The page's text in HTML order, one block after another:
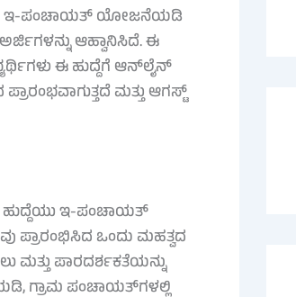
ಇ-ಪಂಚಾಯತ್ ಯೋಜನೆಯಡಿ
ಆಹ್ವಾನಿಸಿದೆ. ಈ
ಈ ಹುದ್ದೆಗೆ ಆನ್‌ಲೈನ್
ಮತ್ತು ಆಗಸ್ಟ್
ಹುದ್ದೆಯು ಇ-ಪಂಚಾಯತ್
ಒಂದು ಮಹತ್ವದ
ಪಾರದರ್ಶಕತೆಯನ್ನು
ಗ್ರಾಮ ಪಂಚಾಯತ್‌ಗಳಲ್ಲಿ